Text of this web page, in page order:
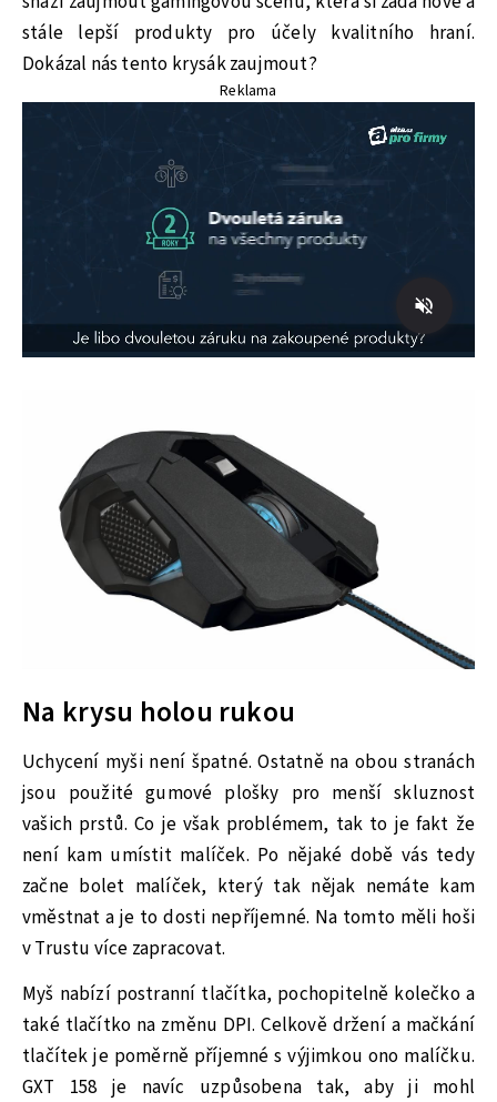
stále lepší produkty pro účely kvalitního hraní.
Dokázal nás tento krysák zaujmout?
Reklama
Na krysu holou rukou
Uchycení myši není špatné. Ostatně na obou stranách
jsou použité gumové plošky pro menší skluznost
vašich prstů. Co je však problémem, tak to je fakt že
není kam umístit malíček. Po nějaké době vás tedy
začne bolet malíček, který tak nějak nemáte kam
vměstnat a je to dosti nepříjemné. Na tomto měli hoši
v Trustu více zapracovat.
Myš nabízí postranní tlačítka, pochopitelně kolečko a
také tlačítko na změnu DPI. Celkově držení a mačkání
tlačítek je poměrně příjemné s výjimkou ono malíčku.
GXT 158 je navíc uzpůsobena tak, aby ji mohl